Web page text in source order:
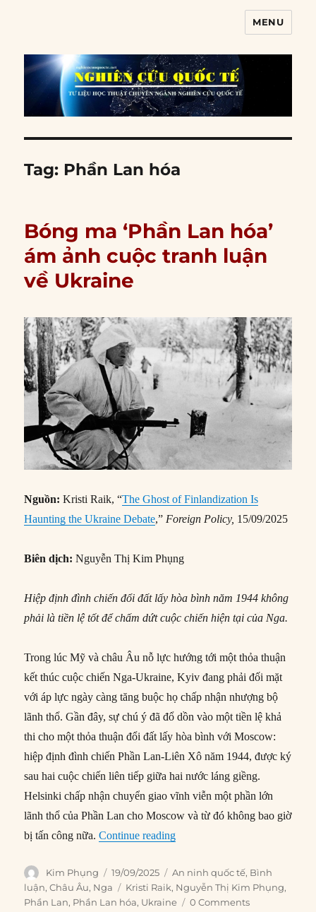
MENU
Tag: Phần Lan hóa
Bóng ma ‘Phần Lan hóa’
ám ảnh cuộc tranh luận
về Ukraine
Nguồn:Kristi Raik, “The Ghost of Finlandization Is
Haunting the Ukraine Debate,” Foreign Policy, 15/09/2025
Biên dịch: Nguyễn Thị Kim Phụng
Hiệp định đình chiến đổi đất lấy hòa bình năm 1944 không
phải là tiền lệ tốt để chấm dứt cuộc chiến hiện tại của Nga.
Trong lúc Mỹ và châu Âu nỗ lực hướng tới một thỏa thuận
kết thúc cuộc chiến Nga-Ukraine, Kyiv đang phải đối mặt
với áp lực ngày càng tăng buộc họ chấp nhận nhượng bộ
lãnh thổ. Gần đây, sự chú ý đã đổ dồn vào một tiền lệ khả
thi cho một thỏa thuận đổi đất lấy hòa bình với Moscow:
hiệp định đình chiến Phần Lan-Liên Xô năm 1944, được ký
sau hai cuộc chiến liên tiếp giữa hai nước láng giềng.
Helsinki chấp nhận chuyển giao vĩnh viễn một phần lớn
lãnh thổ của Phần Lan cho Moscow và từ đó không bao giờ
bị tấn công nữa.Continue reading“Bóng ma ‘Phần Lan hóa’
Author
Kim Phụng
Posted
on
19/09/2025 Categories
An ninh quốc tế, Bình
luận,Châu Âu, Nga Tags
Kristi Raik, Nguyễn Thị Kim Phụng,
Phần Lan, Phần Lan hóa, Ukraine 0 Comments